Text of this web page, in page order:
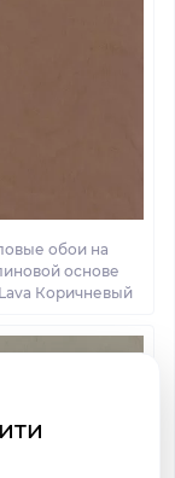
обои на
основе
Коричневый